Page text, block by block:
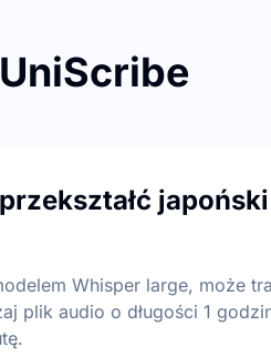
Nie ma ograniczeń co
szybko wydobyć
Whisper large, może
plik audio o długości 1